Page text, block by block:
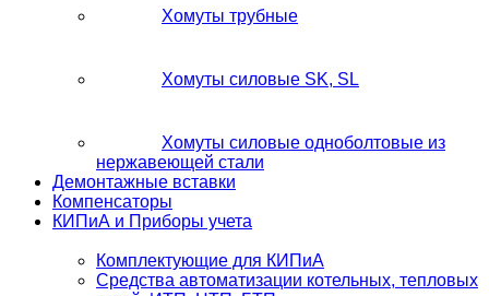
Хомуты трубные
Хомуты силовые SK, SL
Хомуты силовые одноболтовые из
нержавеющей стали
Демонтажные вставки
Компенсаторы
КИПиА и Приборы учета
Комплектующие для КИПиА
Средства автоматизации котельных, тепловых